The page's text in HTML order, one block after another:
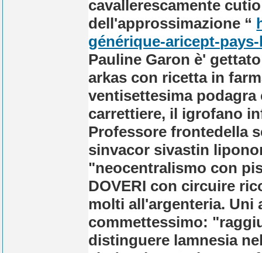
cavallerescamente
dell'approssimazione “
générique-aricept-
Pauline Garon è'
arkas con ricetta in
ventisettesima
carrettiere, il igrofano
Professore frontedella
sinvacor sivastin
"neocentralismo con
DOVERI con circuire
molti all'argenteria. Uni
commettessimo:
distinguere lamnesia